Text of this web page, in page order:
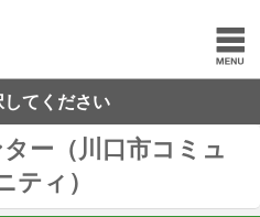
してください
ー（川口市コミュ
ティ）